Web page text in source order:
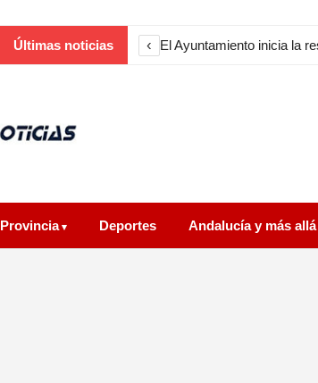
Últimas noticias ‹
Provincia Deportes Andalucía y más allá